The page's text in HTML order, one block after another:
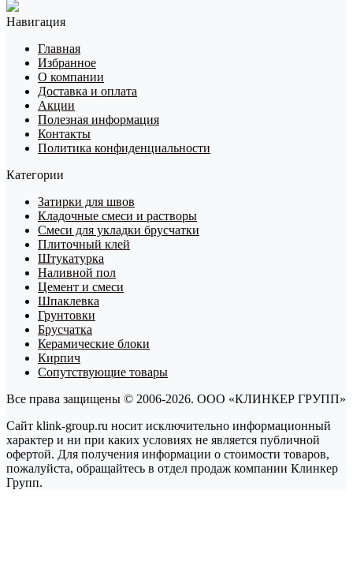
Навигация
Главная
Избранное
О компании
Доставка и оплата
Акции
Полезная информация
Контакты
Политика конфиденциальности
Категории
Затирки для швов
Кладочные смеси и растворы
Смеси для укладки брусчатки
Плиточный клей
Штукатурка
Наливной пол
Цемент и смеси
Шпаклевка
Грунтовки
Брусчатка
Керамические блоки
Кирпич
Сопутствующие товары
Все права защищены © 2006-2026. ООО «КЛИНКЕР ГРУПП»
Сайт klink-group.ru носит исключительно информационный
характер и ни при каких условиях не является публичной
офертой. Для получения информации о стоимости товаров,
пожалуйста, обращайтесь в отдел продаж компании Клинкер
Групп.